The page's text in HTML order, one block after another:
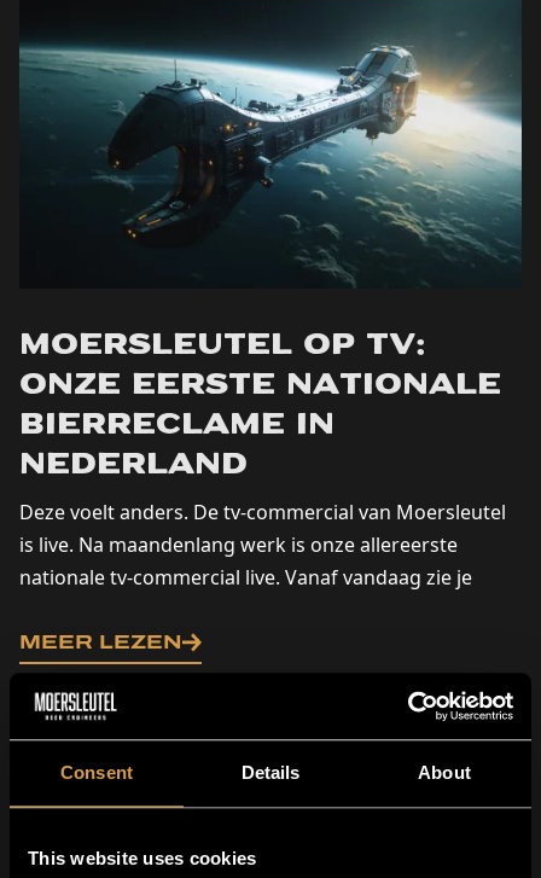
Consent Details About
This website uses cookies
Moersleutel op tv:
onze eerste nationale
bierreclame in
Nederland
Deze voelt anders. De tv-commercial van Moersleutel
is live. Na maandenlang werk is onze allereerste
nationale tv-commercial live. Vanaf vandaag zie je
MEER LEZEN